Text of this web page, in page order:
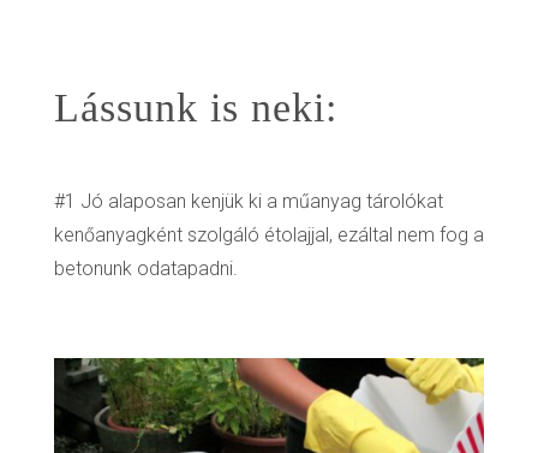
Lássunk is neki:
#1 Jó alaposan kenjük ki a műanyag tárolókat
kenőanyagként szolgáló étolajjal, ezáltal nem fog a
betonunk odatapadni.